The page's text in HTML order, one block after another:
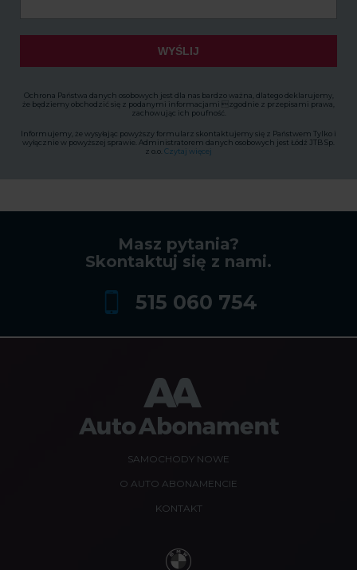
WYŚLIJ
Ochrona Państwa danych osobowych jest dla nas bardzo ważna, dlatego deklarujemy,
że będziemy obchodzić się z podanymi informacjami zgodnie z przepisami prawa,
zachowując ich poufność.
Informujemy, że wysyłając powyższy formularz skontaktujemy się z Państwem Tylko i
wyłącznie w powyższej sprawie. Administratorem danych osobowych jest Łódź JTB Sp.
z o.o. Czytaj więcej
Masz pytania?
Skontaktuj się z nami.
515 060 754
SAMOCHODY NOWE
O AUTO ABONAMENCIE
KONTAKT